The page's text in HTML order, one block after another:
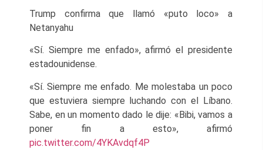
Trump confirma que llamó «puto loco» a
Netanyahu
«Sí. Siempre me enfado», afirmó el presidente
estadounidense.
«Sí. Siempre me enfado. Me molestaba un poco
que estuviera siempre luchando con el Líbano.
Sabe, en un momento dado le dije: «Bibi, vamos a
poner fin a esto», afirmó
pic.twitter.com/4YKAvdqf4P